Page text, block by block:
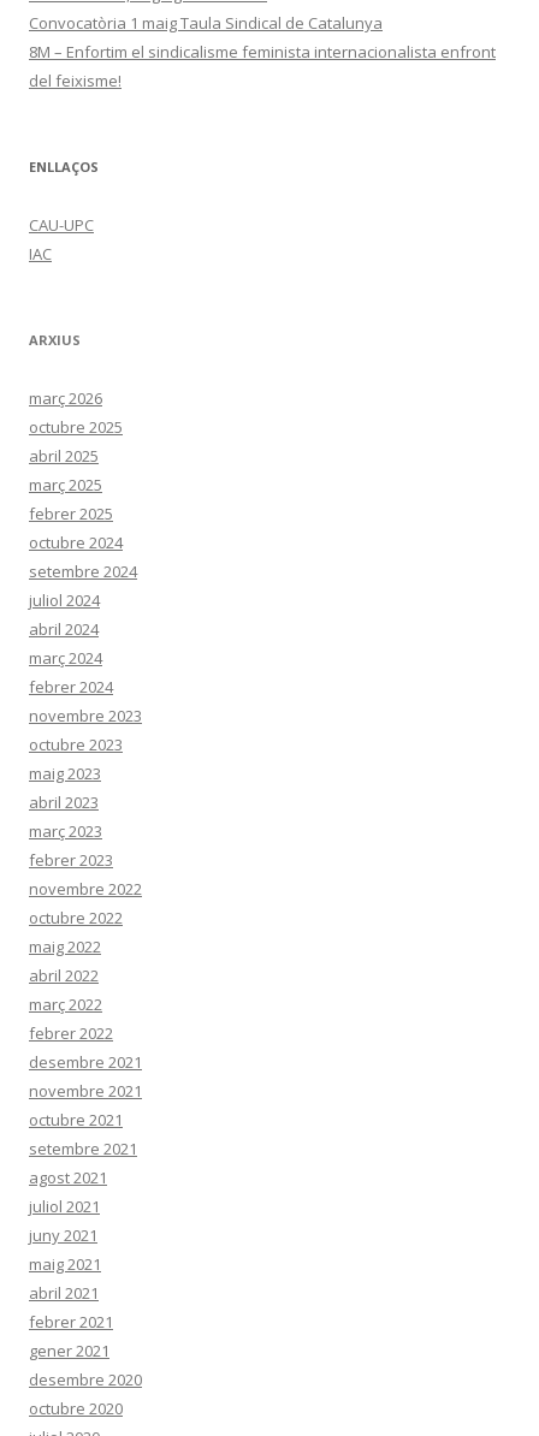
Convocatòria 1 maig Taula Sindical de Catalunya
8M – Enfortim el sindicalisme feminista internacionalista enfront
del feixisme!
ENLLAÇOS
CAU-UPC
IAC
ARXIUS
març 2026
octubre 2025
abril 2025
març 2025
febrer 2025
octubre 2024
setembre 2024
juliol 2024
abril 2024
març 2024
febrer 2024
novembre 2023
octubre 2023
maig 2023
abril 2023
març 2023
febrer 2023
novembre 2022
octubre 2022
maig 2022
abril 2022
març 2022
febrer 2022
desembre 2021
novembre 2021
octubre 2021
setembre 2021
agost 2021
juliol 2021
juny 2021
maig 2021
abril 2021
febrer 2021
gener 2021
desembre 2020
octubre 2020